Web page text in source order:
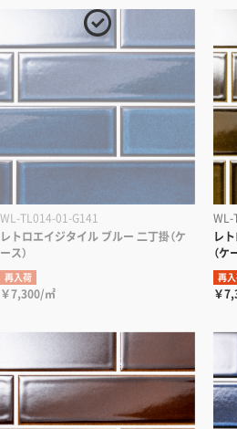
WL-TL014-01-G141
レトロエイジタイル ブルー 二丁掛（ケ
ース）
再入荷
￥7,300/㎡
WL-
レ
（ケ
再
￥